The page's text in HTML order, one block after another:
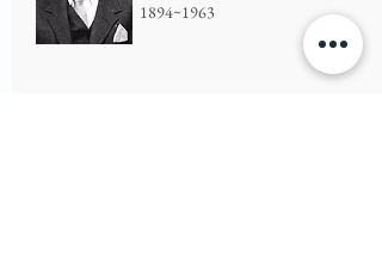
1894~1963